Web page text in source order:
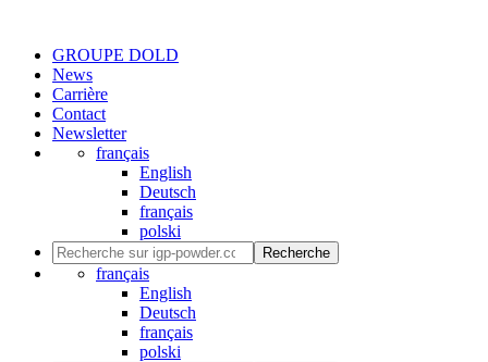
GROUPE DOLD
News
Carrière
Contact
Newsletter
français
English
Deutsch
français
polski
Recherche
français
English
Deutsch
français
polski